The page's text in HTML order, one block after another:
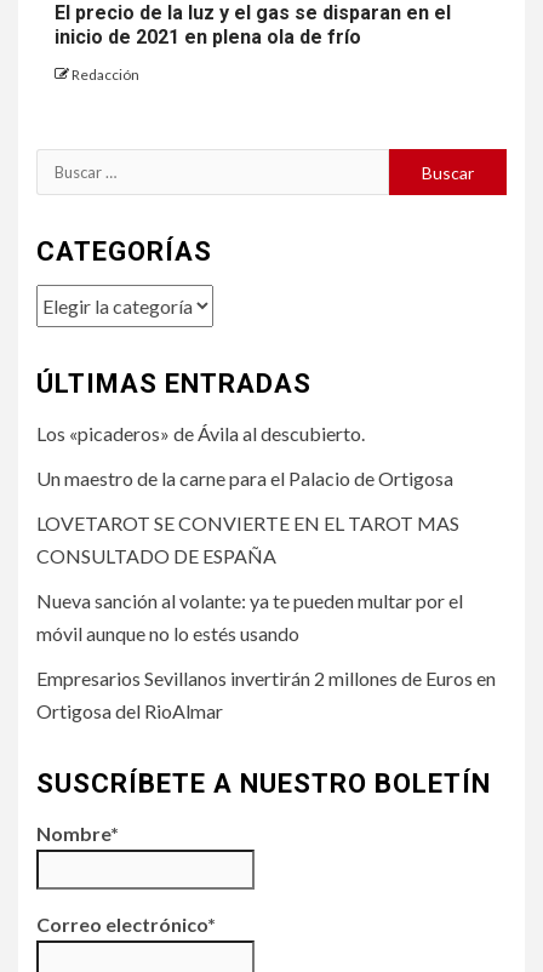
El precio de la luz y el gas se disparan en el
inicio de 2021 en plena ola de frío
Redacción
Buscar:
CATEGORÍAS
Categorías
ÚLTIMAS ENTRADAS
Los «picaderos» de Ávila al descubierto.
Un maestro de la carne para el Palacio de Ortigosa
LOVETAROT SE CONVIERTE EN EL TAROT MAS
CONSULTADO DE ESPAÑA
Nueva sanción al volante: ya te pueden multar por el
móvil aunque no lo estés usando
Empresarios Sevillanos invertirán 2 millones de Euros en
Ortigosa del RioAlmar
SUSCRÍBETE A NUESTRO BOLETÍN
Nombre*
Correo electrónico*